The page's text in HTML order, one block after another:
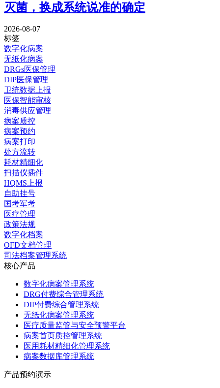
灭菌，换成系统说准的确定
2026-08-07
标签
数字化病案
无纸化病案
DRGs医保管理
DIP医保管理
卫统数据上报
医保智能审核
消毒供应管理
病案质控
病案预约
病案打印
处方流转
耗材精细化
扫描仪插件
HQMS上报
自助挂号
国考军考
医疗管理
政策法规
数字化档案
OFD文档管理
司法档案管理系统
核心产品
数字化病案管理系统
DRG付费综合管理系统
DIP付费综合管理系统
无纸化病案管理系统
医疗质量监管与安全预警平台
病案首页质控管理系统
医用耗材精细化管理系统
病案数据库管理系统
产品预约演示